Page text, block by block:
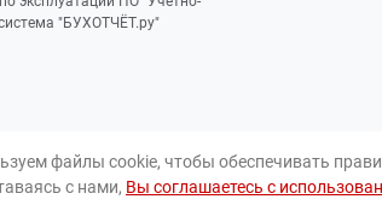
"БУХОТЧЁТ.ру"
файлы cookie, чтобы обеспечивать
с нами, Вы соглашаетесь с